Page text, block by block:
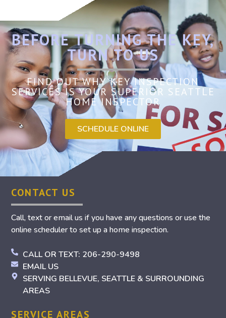
BEFORE TURNING THE KEY,
TURN TO US
FIND OUT WHY KEY INSPECTION
SERVICES IS YOUR SUPERIOR SEATTLE
HOME INSPECTOR
SCHEDULE ONLINE
CONTACT US
Call, text or email us if you have any questions or use the
online scheduler to set up a home inspection.
CALL OR TEXT: 206-290-9498
EMAIL US
SERVING BELLEVUE, SEATTLE & SURROUNDING
AREAS
SERVICE AREAS